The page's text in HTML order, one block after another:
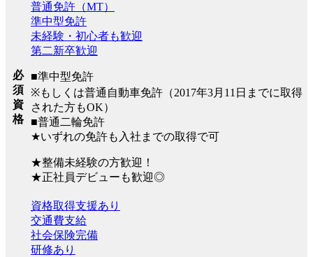
必
須
資
格
普通免許（MT）
準中型免許
未経験・初心者も歓迎
第二新卒歓迎
■準中型免許
※もしくは普通自動車免許（2017年3月11日までに取得
された方もOK）
■普通二輪免許
★いずれの免許も入社までの取得で可
★整備未経験の方歓迎！
★正社員デビューも歓迎◎
資格取得支援あり
交通費支給
社会保険完備
研修あり